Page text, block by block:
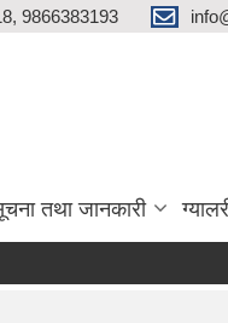
9866383193
तथा जानकारी